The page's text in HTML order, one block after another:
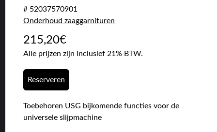
# 52037570901
Onderhoud zaaggarnituren
215,20€
Alle prijzen zijn inclusief 21% BTW.
Reserveren
Toebehoren USG bijkomende functies voor de
universele slijpmachine